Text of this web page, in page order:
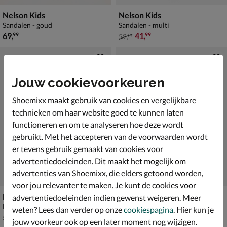
Nelson Kids
Sandalen - goud
€ 69,99
69,99
Nelson Kids
Sandalen - multi
van € 59,99 voor € 41,99
59,99 41,99
Nelson Kids
Lage sneakers - zilver
van € 59,99 vanaf € 38,49
59
Nelson Kids
Babyschoenen - bruin
Jouw cookievoorkeuren
Shoemixx maakt gebruik van cookies en vergelijkbare
technieken om haar website goed te kunnen laten
functioneren en om te analyseren hoe deze wordt
gebruikt. Met het accepteren van de voorwaarden wordt
er tevens gebruik gemaakt van cookies voor
advertentiedoeleinden. Dit maakt het mogelijk om
advertenties van Shoemixx, die elders getoond worden,
voor jou relevanter te maken. Je kunt de cookies voor
advertentiedoeleinden indien gewenst weigeren. Meer
weten? Lees dan verder op onzecookiespagina . Hier kun je
jouw voorkeur ook op een later moment nog wijzigen.